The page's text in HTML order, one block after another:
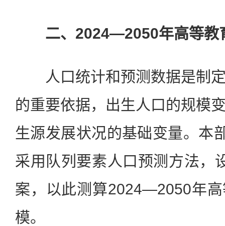
二、2024—2050年高等教
人口统计和预测数据是制定
的重要依据，出生人口的规模
生源发展状况的基础变量。本
采用队列要素人口预测方法，
案，以此测算2024—2050年
模。